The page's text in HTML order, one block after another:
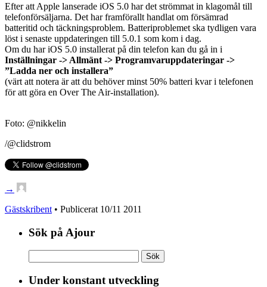
Efter att Apple lanserade iOS 5.0 har det strömmat in klagomål till
telefonförsäljarna. Det har framförallt handlat om försämrad
batteritid och täckningsproblem. Batteriproblemet ska tydligen vara
löst i senaste uppdateringen till 5.0.1 som kom i dag.
Om du har iOS 5.0 installerat på din telefon kan du gå in i
Inställningar -> Allmänt -> Programvaruppdateringar ->
”Ladda ner och installera”
(värt att notera är att du behöver minst 50% batteri kvar i telefonen
för att göra en Over The Air-installation).
Foto: @nikkelin
/@clidstrom
→
Gästskribent • Publicerat 10/11 2011
Sök på Ajour
efter:
Under konstant utveckling